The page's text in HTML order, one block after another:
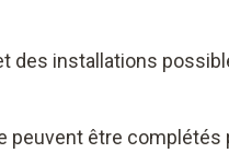
des installations
peuvent être complétés